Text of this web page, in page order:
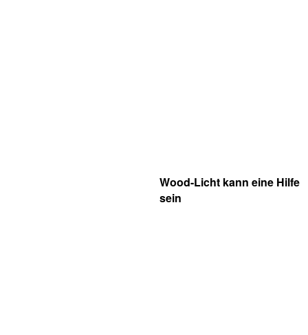
Wood-Licht kann eine Hilfe
sein